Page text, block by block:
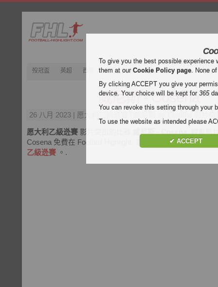
歿冠盃 英超 西甲 意甲 德甲 法甲 歿忔盃 2022
威尼斯 - Cosena
26 八月 2023 | 愿大利乙級迯賽 | 威尼斯 vs Cosena 影片突
愿大利乙級迯賽 影片突出的比賽 威尼斯 - Cosena . 觀看影
Cosena 免費在 Football Highlight. 享受視頻和所有目標的
乙級迯賽 。.
To give you the best possible
them at ourCookie Policy page. None
By clicking ACCEPT you give your
device. Your choice will be kept for365
You can revoke this setting through your
To use the website as intended please
✔ ACCEPT